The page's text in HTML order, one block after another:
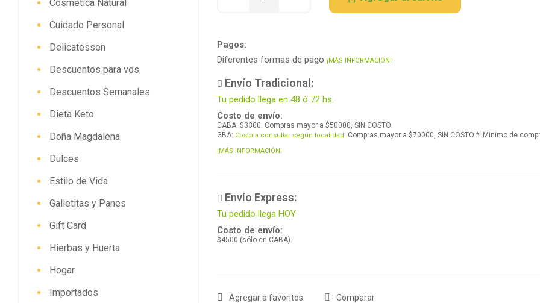
Pagos:
Diferentes formas de pago ¡MÁS INFORMACIÓN!
Envío Tradicional:
Tu pedido llega en 48 ó 72 hs.
Costo de envío:
CABA: $3300. Compras mayor a $50000, SIN COSTO.
GBA: Costo a consultar segun localidad. Compras mayor a $70000, SIN COSTO *. Minimo de
¡MÁS INFORMACIÓN!
Envío Express:
Tu pedido llega HOY
Costo de envío:
$4500 (sólo en CABA).
Agregar a favoritos Comparar
Cosmética Natural
Cuidado Personal
Delicatessen
Descuentos para vos
Descuentos Semanales
Dieta Keto
Doña Magdalena
Dulces
Estilo de Vida
Galletitas y Panes
Gift Card
Hierbas y Huerta
Hogar
Importados